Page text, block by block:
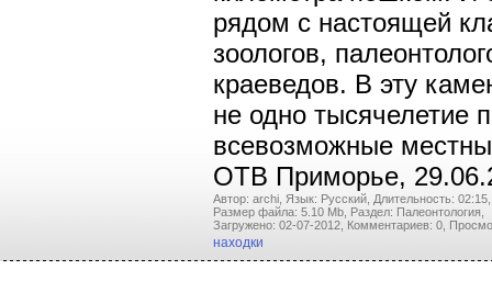
рядом с настоящей
зоологов,
краеведов. В эту
не одно тысячелетие
всевозможные
ОТВ Приморье,
Автор: archi, Язык: Русский, Длительность: 02:15,
Размер файла: 5.10 Mb, Раздел: Палеонтология,
Загружено: 02-07-2012, Комментариев: 0,
находки